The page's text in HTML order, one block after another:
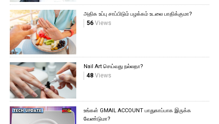
அதிக உப்பு சாப்பிடும் பழக்கம் உடலை பாதிக்குமா?
56Views
Nail Art செய்வது நல்லதா?
48Views
உங்கள் GMAIL ACCOUNT பாதுகாப்பாக இருக்க
வேண்டுமா?